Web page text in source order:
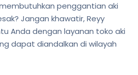
penggantian aki
Jangan khawatir, Reyy
Anda dengan layanan toko aki
dapat diandalkan di wilayah